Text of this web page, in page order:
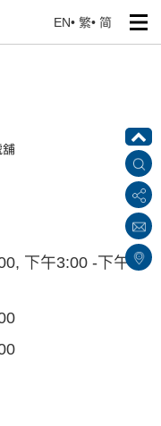
EN• 繁• 简
舖
下午3:00 -下午